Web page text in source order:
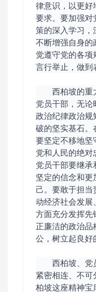
律意识，以更好
要求。要加强对
策的深入学习，
不断增强自身的
觉遵守党的各项
言行举止，做到
西柏坡的重
党员干部，无论
政治纪律政治规
破的坚实基石。
要坚定不移地坚
党和人民的绝对
党员干部要继
坚定的信念和更
己。要敢于担
动经济社会发展
方面充分发挥先
正廉洁的政治
公，树立起良好
西柏坡、党
紧密相连、不
柏坡这座精神宝